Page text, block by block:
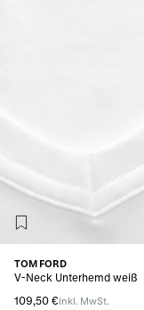
TOM FORD
V-Neck Unterhemd weiß
109,50 €inkl. MwSt.